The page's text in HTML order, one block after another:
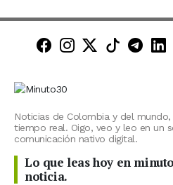
Minuto30 en
Minuto30 en
Minuto30
Noticias de Colombia y del
tiempo real. Oigo, veo y leo en un
comunicación nativo digital.
Lo que leas hoy en
noticia.